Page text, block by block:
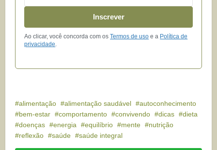
Inscrever
Ao clicar, você concorda com osTermos de uso e a Política de
privacidade
alimentação alimentação saudável
autoconhecimento
bem-estar
comportamento convivendo dicas
dieta
doenças
energia equilíbrio mente
nutrição
reflexão
saúde saúde integral